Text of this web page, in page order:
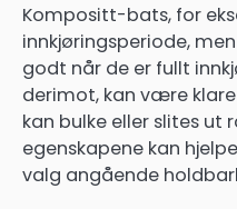
Kompositt-bats, for
innkjøringsperiode,
godt når de er fullt
derimot, kan være
kan bulke eller slites ut
egenskapene kan
valg angående